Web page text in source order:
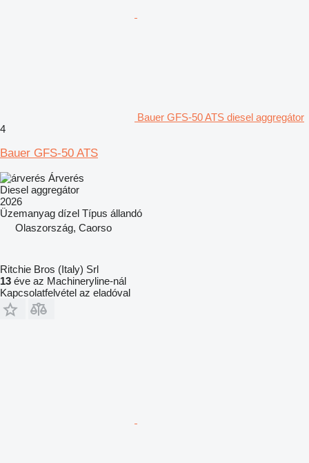
Bauer GFS-50 ATS diesel aggregátor
4
Bauer GFS-50 ATS
Árverés
Diesel aggregátor
2026
Üzemanyag dízel Típus állandó
Olaszország, Caorso
Ritchie Bros (Italy) Srl
13 éve az Machineryline-nál
Kapcsolatfelvétel az eladóval